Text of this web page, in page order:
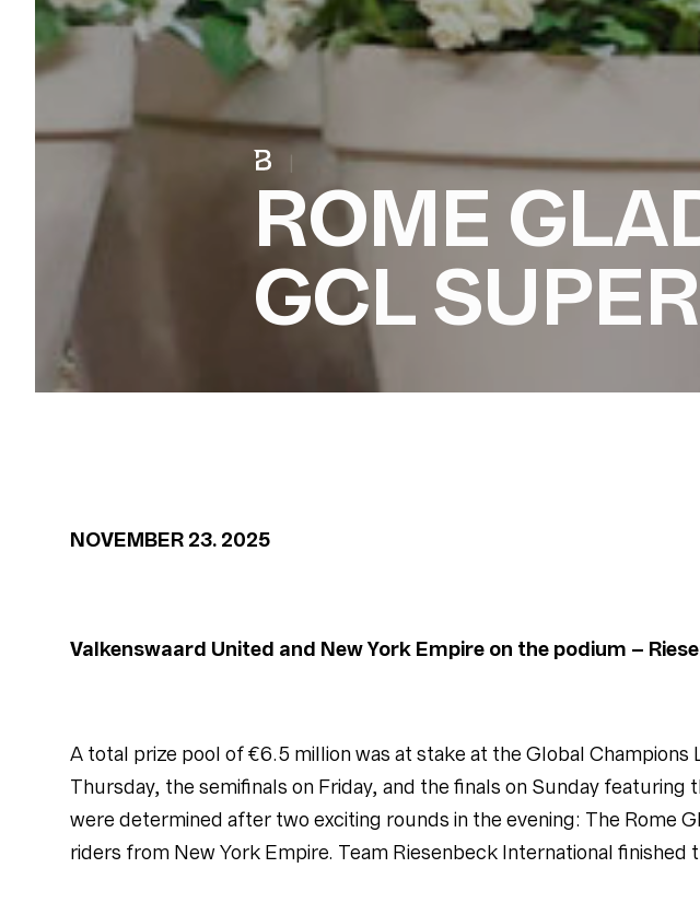
ROME
GCL
NOVEMBER 23. 2025
Valkenswaard United and New York Empire on the podium –
A total prize pool of €6.5 million was at stake at the Global
Thursday, the semifinals on Friday, and the finals on Sunday
were determined after two exciting rounds in the evening: The Rome
riders from New York Empire. Team Riesenbeck International finished